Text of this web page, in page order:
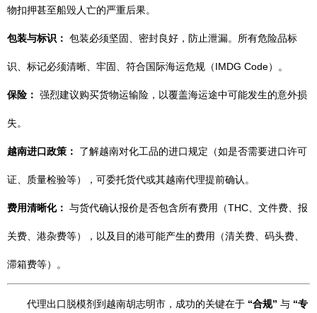
物扣押甚至船毁人亡的严重后果。
包装与标识： 包装必须坚固、密封良好，防止泄漏。所有危险品标
识、标记必须清晰、牢固、符合国际海运危规（IMDG Code）。
保险： 强烈建议购买货物运输险，以覆盖海运途中可能发生的意外损
失。
越南进口政策： 了解越南对化工品的进口规定（如是否需要进口许可
证、质量检验等），可委托货代或其越南代理提前确认。
费用清晰化： 与货代确认报价是否包含所有费用（THC、文件费、报
关费、港杂费等），以及目的港可能产生的费用（清关费、码头费、
滞箱费等）。
代理出口脱模剂到越南胡志明市，成功的关键在于 “合规” 与 “专